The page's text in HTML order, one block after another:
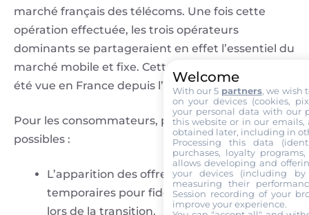
marché français des télécoms. Une fois cette
opération effectuée, les trois opérateurs
dominants se partageraient en effet l’essentiel du
marché mobile et fixe. Cette configuration n’a pas
été vue en France depuis l’arrivée de Free.
Pour les consommateurs, plusieurs scénarios sont
possibles :
L’apparition des offres promotionnelles
temporaires pour fidéliser les abonnés SFR
lors de la transition.
Welcome
With our 5 partners, we wish
on your devices (cookies,
your personal data with our
this website or in our emails,
obtained later, including in
Processing this data
purchases, loyalty
allows developing and
your devices (including
measuring their
Session recording of your
improve your experience.